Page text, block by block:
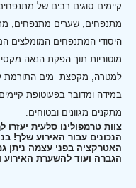
קיימים סוגים רבים של
מתנפחים, שערים מתנפחים,
היסודי המתנפחים המומלצים
מוטוריות תוך הפקת הנאה
למטרה, מקפצת מים התורמת
במידה ומדובר בפעוטופת
מתקנים מגוונים ובטוחים.
צוות טרמפולינו סלעית
הנכונים עבור האירוע שלך!
האטרקציה בפני עצמה ניתן
הגברה ועוד להשערת